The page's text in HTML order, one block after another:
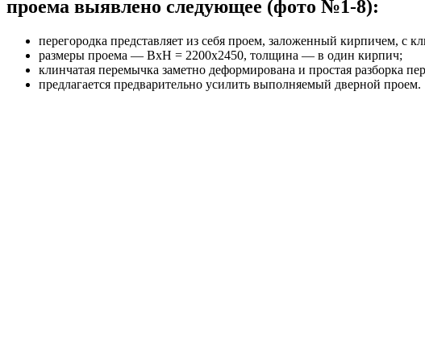
проема выявлено следующее (фото №1-8):
перегородка представляет из себя проем, заложенный кирпичем, с
размеры проема — ВхН = 2200х2450, толщина — в один кирпич;
клинчатая перемычка заметно деформирована и простая разборка
предлагается предварительно усилить выполняемый дверной проем.